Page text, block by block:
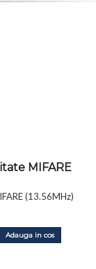
MIFARE
(13.56MHz)
Adauga in cos